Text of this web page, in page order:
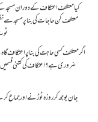
کیا معتکف اعتکاف کے دوران مسجد
معتکف کن حاجات کی بنا پر مسجد
اگر معتکف کسی حاجت کی بنا پر اعتکاف
ضروری ہے؟اعتکاف کی کتنی قسمیں
جان بوجھ کر روزہ ٹوڑنے اور جماع